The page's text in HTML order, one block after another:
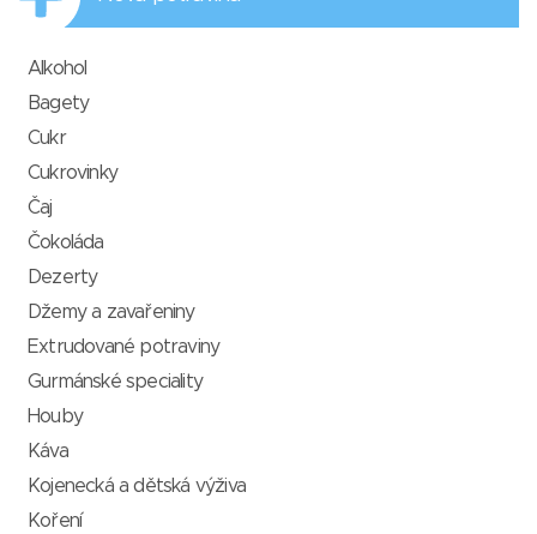
Alkohol
Bagety
Cukr
Cukrovinky
Čaj
Čokoláda
Dezerty
Džemy a zavařeniny
Extrudované potraviny
Gurmánské speciality
Houby
Káva
Kojenecká a dětská výživa
Koření